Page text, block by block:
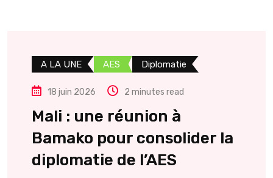
A LA UNE AES Diplomatie
18 juin 2026 2 minutes read
Mali : une réunion à
Bamako pour consolider la
diplomatie de l’AES